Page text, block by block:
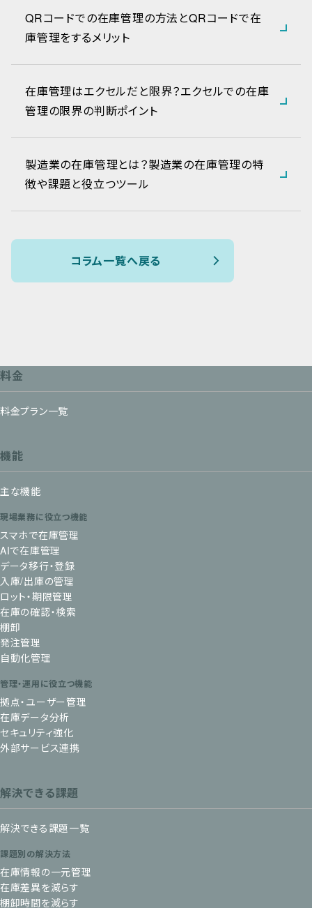
QRコードでの在庫管理の方法とQRコードで在
庫管理をするメリット
在庫管理はエクセルだと限界？エクセルでの在庫
管理の限界の判断ポイント
製造業の在庫管理とは？製造業の在庫管理の特
徴や課題と役立つツール
コラム一覧へ戻る
料金
料金プラン一覧
機能
主な機能
現場業務に役立つ機能
スマホで在庫管理
AIで在庫管理
データ移行・登録
入庫/出庫の管理
ロット・期限管理
在庫の確認・検索
棚卸
発注管理
自動化管理
管理・運用に役立つ機能
拠点・ユーザー管理
在庫データ分析
セキュリティ強化
外部サービス連携
解決できる課題
解決できる課題一覧
課題別の解決方法
在庫情報の一元管理
在庫差異を減らす
棚卸時間を減らす